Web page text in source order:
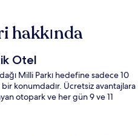
hakkında
Otel
Milli Parkı hedefine sadece 10
konumdadır. Ücretsiz avantajlara
otopark ve her gün 9 ve 11